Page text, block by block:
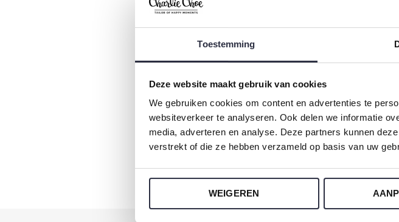
Toestemming
Deze website maakt gebruik van cookies
We gebruiken cookies om content en advertenties te
websiteverkeer te analyseren. Ook delen we informatie
media, adverteren en analyse. Deze partners kunnen
verstrekt of die ze hebben verzameld op basis van uw
WEIGEREN
Jeden Sonntagmorgen mit Liebe